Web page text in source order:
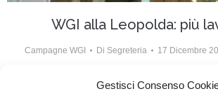
Gestisci Consenso
WGI alla Leopolda: più
Campagne WGI Di Segreteria 17 Dicembre